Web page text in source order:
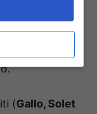
A. E il
su 147
(Gallo, Solet